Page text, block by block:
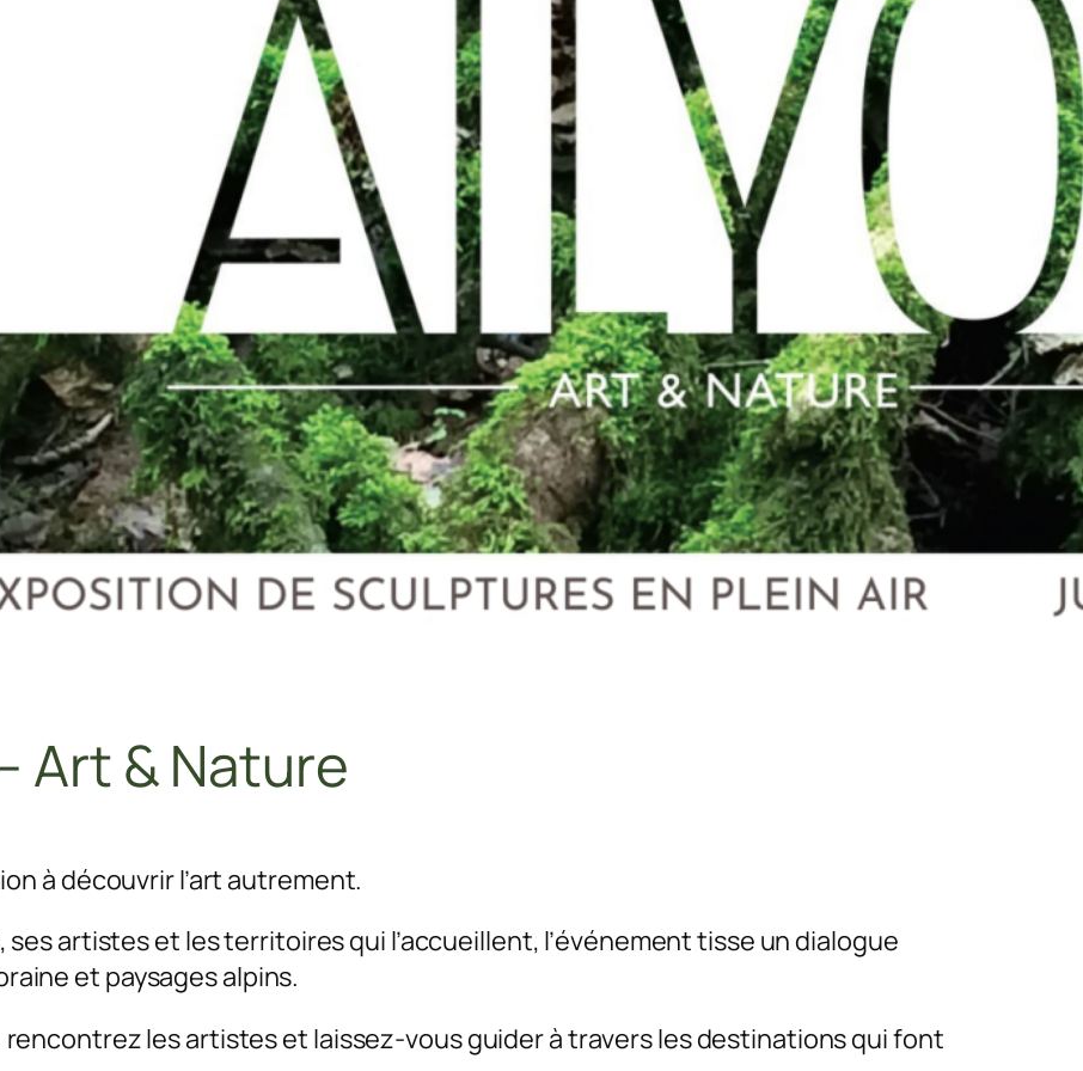
Art & Nature
à découvrir l’art autrement.
artistes et les territoires qui l’accueillent, l’événement tisse un dialogue
et paysages alpins.
les artistes et laissez-vous guider à travers les destinations qui font